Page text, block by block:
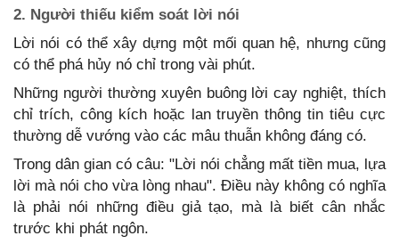
2. Người thiếu kiểm soát lời nói
Lời nói có thể xây dựng một mối quan hệ, nhưng cũng
có thể phá hủy nó chỉ trong vài phút.
Những người thường xuyên buông lời cay nghiệt, thích
chỉ trích, công kích hoặc lan truyền thông tin tiêu cực
thường dễ vướng vào các mâu thuẫn không đáng có.
Trong dân gian có câu: "Lời nói chẳng mất tiền mua, lựa
lời mà nói cho vừa lòng nhau". Điều này không có nghĩa
là phải nói những điều giả tạo, mà là biết cân nhắc
trước khi phát ngôn.